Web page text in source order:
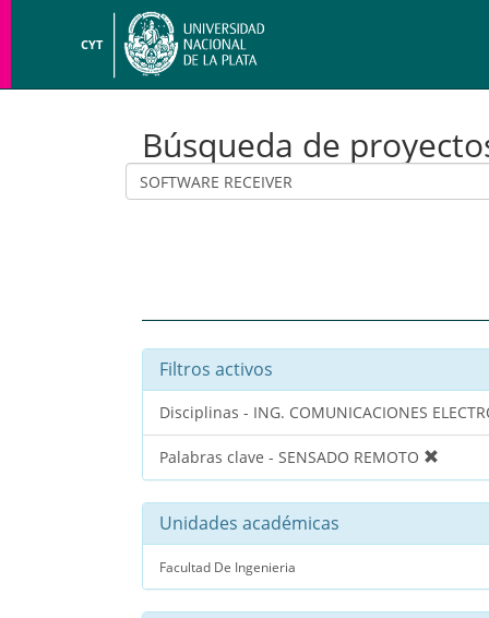
CYT
Búsqueda de
Filtros activos
Disciplinas - ING. COMUNICACIONES
Palabras clave - SENSADO REMOTO
Unidades académicas
Facultad De Ingenieria